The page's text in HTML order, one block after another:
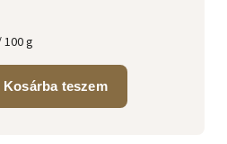
100 g
Kosárba teszem